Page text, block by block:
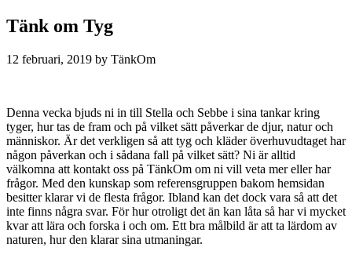
Tänk om Tyg
12 februari, 2019 by
Denna vecka bjuds ni in till Stella och Sebbe i sina tankar kring
tyger, hur tas de fram och på vilket sätt påverkar de djur, natur och
människor. Är det verkligen så att tyg och kläder överhuvudtaget har
någon påverkan och i sådana fall på vilket sätt? Ni är alltid
välkomna att kontakt oss på TänkOm om ni vill veta mer eller har
frågor. Med den kunskap som referensgruppen bakom hemsidan
besitter klarar vi de flesta frågor. Ibland kan det dock vara så att det
inte finns några svar. För hur otroligt det än kan låta så har vi mycket
kvar att lära och forska i och om. Ett bra målbild är att ta lärdom av
naturen, hur den klarar sina utmaningar.